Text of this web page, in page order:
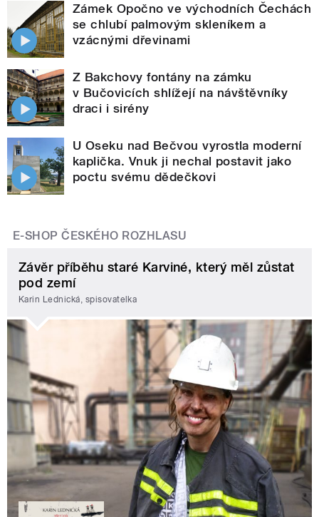
Zámek Opočno ve východních Čechách
se chlubí palmovým skleníkem a
vzácnými dřevinami
Z Bakchovy fontány na zámku
v Bučovicích shlížejí na návštěvníky
draci i sirény
U Oseku nad Bečvou vyrostla moderní
kaplička. Vnuk ji nechal postavit jako
poctu svému dědečkovi
E-SHOP ČESKÉHO ROZHLASU
Závěr příběhu staré Karviné, který měl zůstat
pod zemí
Karin Lednická, spisovatelka